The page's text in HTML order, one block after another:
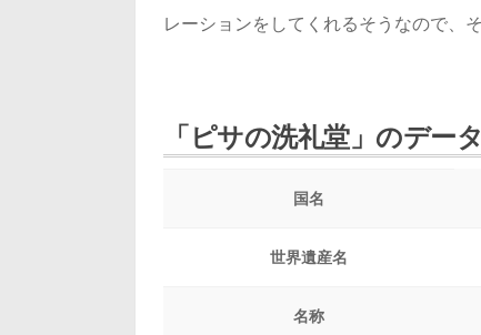
レーションをしてくれるそうなので、
「ピサの洗礼堂」のデータ
国名
世界遺産名
名称